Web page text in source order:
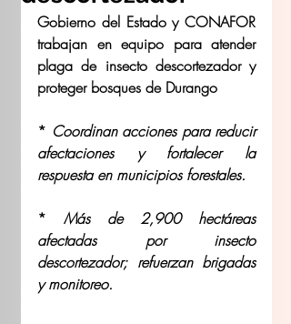
Gobierno del Estado y CONAFOR
trabajan en equipo para atender
plaga de insecto descortezador y
proteger bosques de Durango
* Coordinan acciones para reducir
afectaciones y fortalecer la
respuesta en municipios forestales.
* Más de 2,900 hectáreas
afectadas por insecto
descortezador; refuerzan brigadas
y monitoreo.